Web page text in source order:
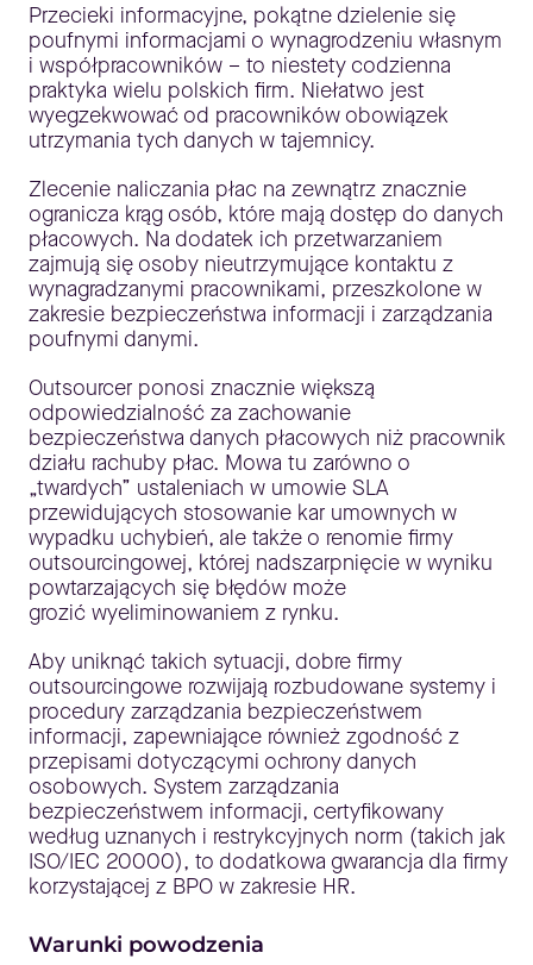
Przecieki informacyjne, pokątne dzielenie się
poufnymi informacjami o wynagrodzeniu własnym
i współpracowników – to niestety codzienna
praktyka wielu polskich firm. Niełatwo jest
wyegzekwować od pracowników obowiązek
utrzymania tych danych w tajemnicy.
Zlecenie naliczania płac na zewnątrz znacznie
ogranicza krąg osób, które mają dostęp do danych
płacowych. Na dodatek ich przetwarzaniem
zajmują się osoby nieutrzymujące kontaktu z
wynagradzanymi pracownikami, przeszkolone w
zakresie bezpieczeństwa informacji i zarządzania
poufnymi danymi.
Outsourcer ponosi znacznie większą
odpowiedzialność za zachowanie
bezpieczeństwa danych płacowych niż pracownik
działu rachuby płac. Mowa tu zarówno o
„twardych” ustaleniach w umowie SLA
przewidujących stosowanie kar umownych w
wypadku uchybień, ale także o renomie firmy
outsourcingowej, której nadszarpnięcie w wyniku
powtarzających się błędów może
grozić wyeliminowaniem z rynku.
Aby uniknąć takich sytuacji, dobre firmy
outsourcingowe rozwijają rozbudowane systemy i
procedury zarządzania bezpieczeństwem
informacji, zapewniające również zgodność z
przepisami dotyczącymi ochrony danych
osobowych. System zarządzania
bezpieczeństwem informacji, certyfikowany
według uznanych i restrykcyjnych norm (takich jak
ISO/IEC 20000), to dodatkowa gwarancja dla firmy
korzystającej z BPO w zakresie HR.
Warunki powodzenia